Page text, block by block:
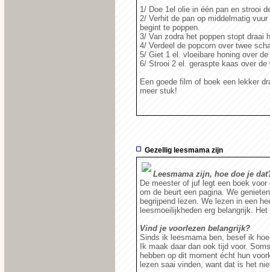
1/ Doe 1el olie in één pan en strooi
2/ Verhit de pan op middelmatig
begint te poppen.
3/ Van zodra het poppen stopt draai
4/ Verdeel de popcorn over twee
5/ Giet 1 el. vloeibare honing over
6/ Strooi 2 el. geraspte kaas over
Een goede film of boek een lekker
meer stuk!
Gezellig leesmama zijn
Leesmama zijn, hoe doe je
De meester of juf legt een boek
om de beurt een pagina. We
begrijpend lezen. We lezen in een
leesmoeilijkheden erg belangrijk.
Vind je voorlezen belangrijk?
Sinds ik leesmama ben, besef ik
Ik maak daar dan ook tijd voor.
hebben op dit moment écht hun
lezen saai vinden, want dat is het